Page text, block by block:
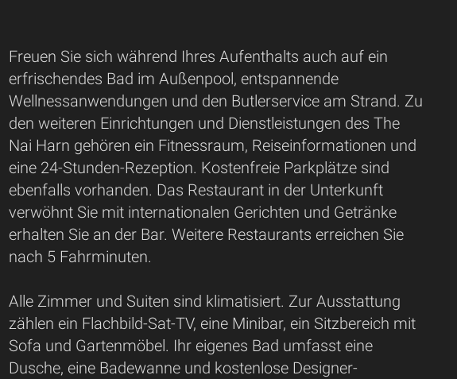
Freuen Sie sich während Ihres Aufenthalts auch auf ein
erfrischendes Bad im Außenpool, entspannende
Wellnessanwendungen und den Butlerservice am Strand. Zu
den weiteren Einrichtungen und Dienstleistungen des The
Nai Harn gehören ein Fitnessraum, Reiseinformationen und
eine 24-Stunden-Rezeption. Kostenfreie Parkplätze sind
ebenfalls vorhanden. Das Restaurant in der Unterkunft
verwöhnt Sie mit internationalen Gerichten und Getränke
erhalten Sie an der Bar. Weitere Restaurants erreichen Sie
nach 5 Fahrminuten.
Alle Zimmer und Suiten sind klimatisiert. Zur Ausstattung
zählen ein Flachbild-Sat-TV, eine Minibar, ein Sitzbereich mit
Sofa und Gartenmöbel. Ihr eigenes Bad umfasst eine
Dusche, eine Badewanne und kostenlose Designer-